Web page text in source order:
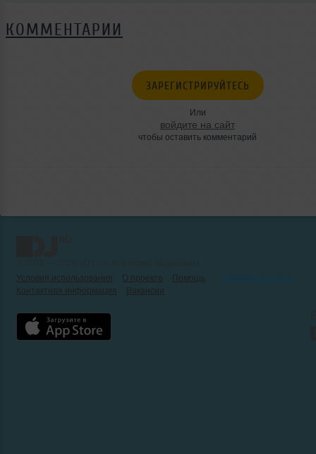
КОММЕНТАРИИ
ЗАРЕГИСТРИРУЙТЕСЬ
Или
войдите на сайт
чтобы оставить комментарий
Условия использования
О проекте Помощь
Контактная информация
Вакансии